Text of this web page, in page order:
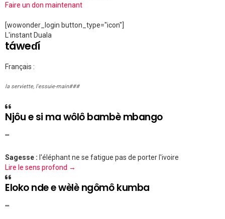
Faire un don maintenant
[wowonder_login button_type="icon"]
L'instant Duala
táweɗí
Français :
la serviette, l'essuie-main###
Njôu e si ma wôlô bambè mbango
""
Sagesse : l'éléphant ne se fatigue pas de porter l'ivoire
Lire le sens profond →
Eloko nde e wèlè ngômô kumba
""